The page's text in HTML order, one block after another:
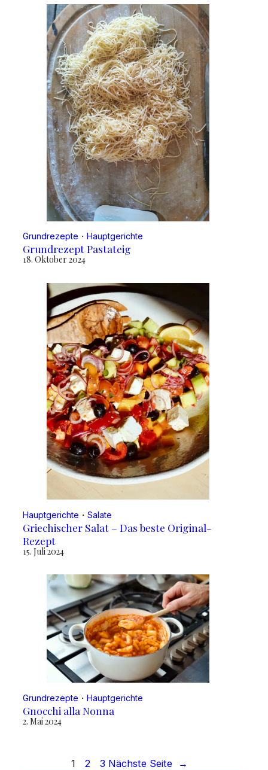
Grundrezepte ・ Hauptgerichte
Grundrezept Pastateig
18. Oktober 2024
Hauptgerichte ・ Salate
Griechischer Salat – Das beste Original-
Rezept
15. Juli 2024
Grundrezepte ・ Hauptgerichte
Gnocchi alla Nonna
2. Mai 2024
1 2 3 Nächste Seite →